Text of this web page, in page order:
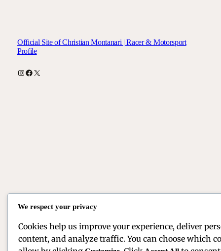
Official Site of Christian Montanari | Racer & Motorsport
Profile
Instagram
Facebook
X
We respect your privacy
Cookies help us improve your experience, deliver
content, and analyze traffic. You can choose which